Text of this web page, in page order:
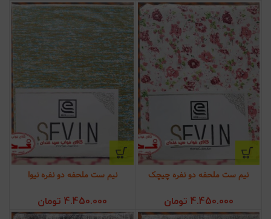
نیم ست ملحفه دو نفره چیچک
4.450.000 تومان
نیم ست ملحفه دو نفره نیوا
4.450.000 تومان